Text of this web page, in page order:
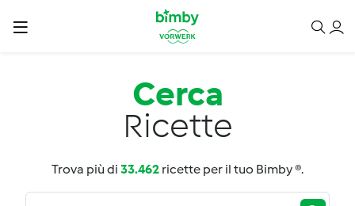
Cerca
Ricette
Trova più di 33.462 ricette per il tuo Bimby ®.